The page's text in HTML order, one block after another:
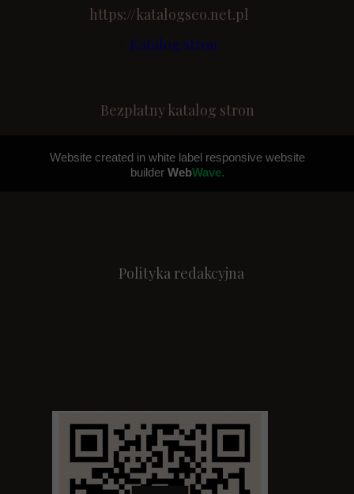
Polityka redakcyjna
Katalog stron
Bezpłatny katalog stron
https://katalogseo.net.pl
Website created in white label responsive website
builder WebWave.